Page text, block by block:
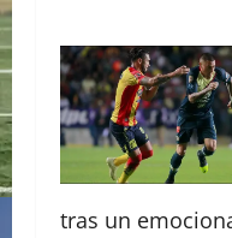
tras un